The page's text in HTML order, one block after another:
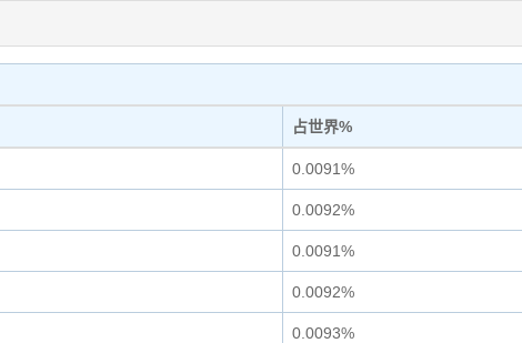
占世界%
0.0091%
0.0092%
0.0091%
0.0092%
0.0093%